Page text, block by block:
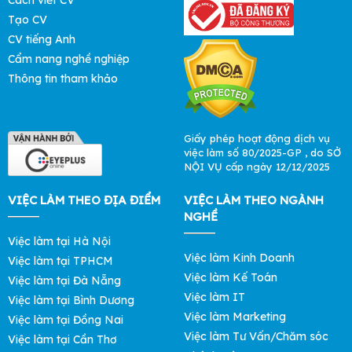
Nghiêm chỉnh chấp hành nội quy chung
Đối với ứng viên tìm việc làm công nhân , tại các cơ sở sản xuất,
phân xưởng đều đã có một quy chế nhất định. Vì thế, hãy thực
hiện đúng theo các quy tắc đó. Điều này sẽ giúp bạn có thể
đảm bảo được hiệu quả; tiến độ công việc được vận hành một
Tạo CV
CV tiếng Anh
Cẩm nang nghề nghiệp
Thông tin tham khảo
Giấy phép hoạt động dịch vụ
việc làm số 80/2025-GP , do SỞ
NỘI VỤ cấp ngày 12/12/2025
VIỆC LÀM THEO ĐỊA ĐIỂM
Việc làm tại Hà Nội
Việc làm tại TPHCM
Việc làm tại Đà Nẵng
Việc làm tại Bình Dương
Việc làm tại Đồng Nai
Việc làm tại Cần Thơ
VIỆC LÀM THEO NGÀNH
NGHỀ
Việc làm Kinh Doanh
Việc làm Kế Toán
Việc làm IT
Việc làm Marketing
Việc làm Tư Vấn/Chăm sóc